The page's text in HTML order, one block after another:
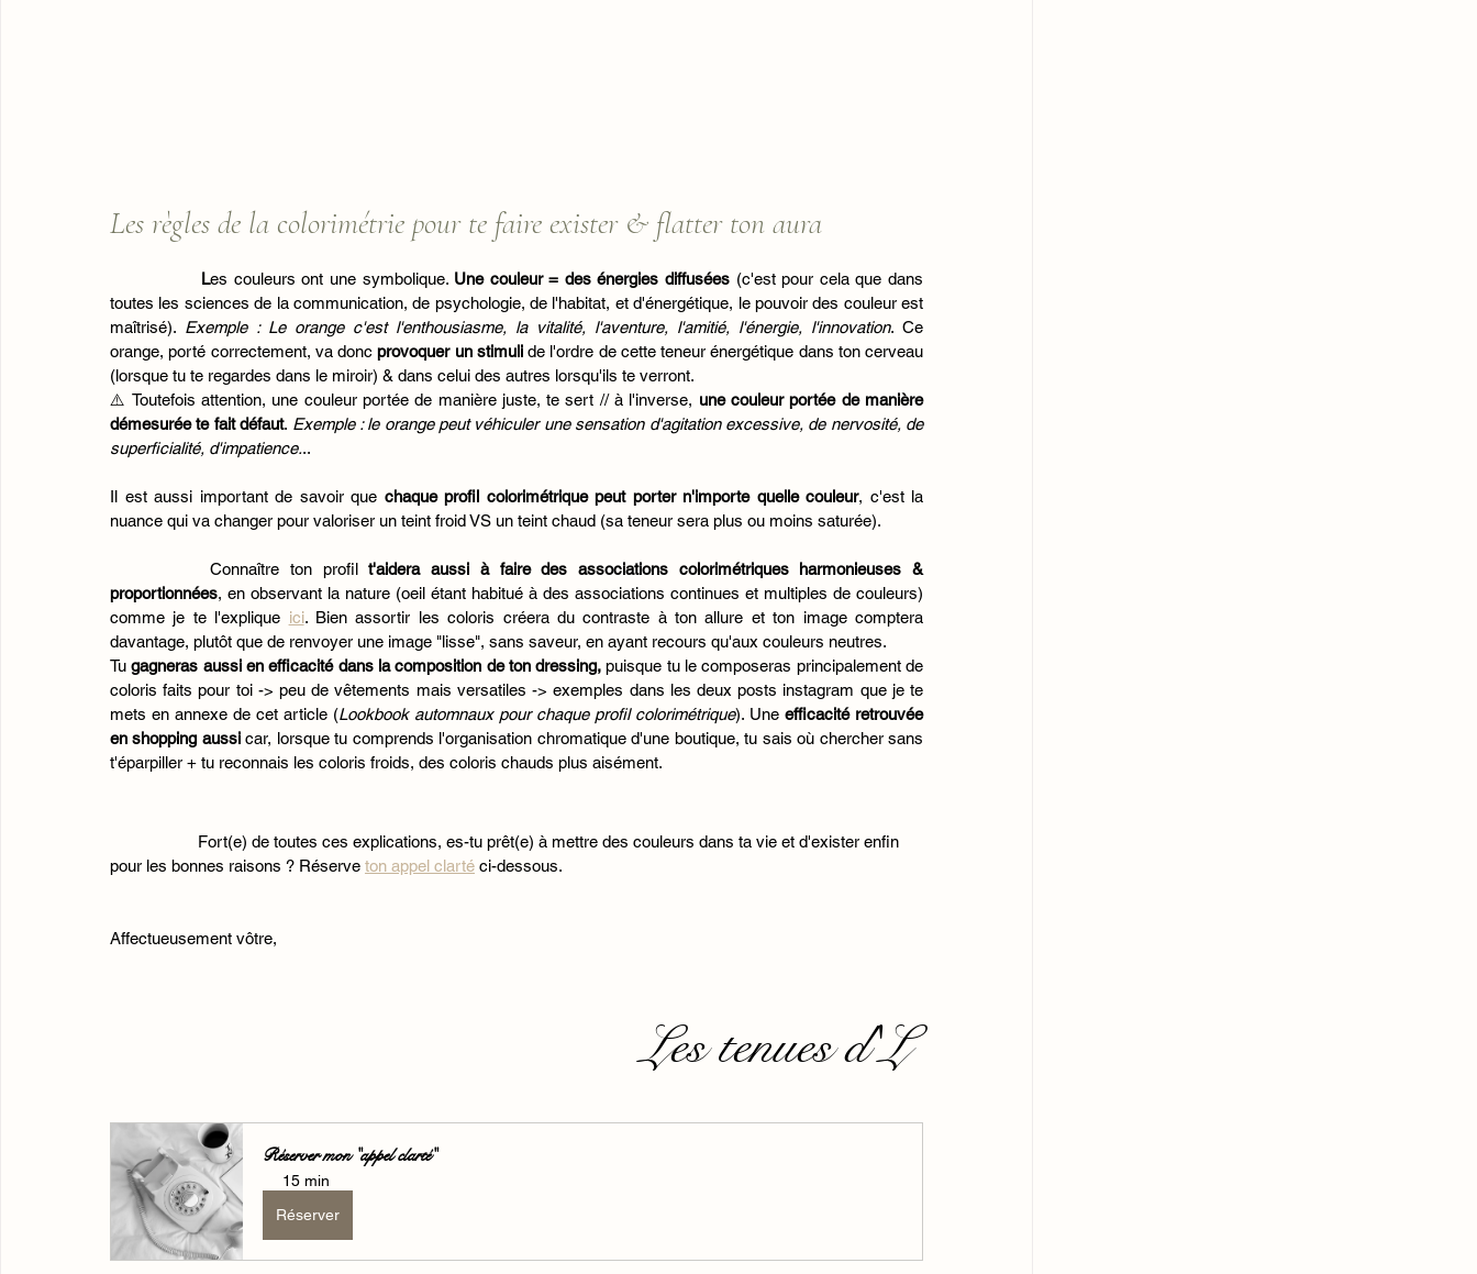
Les règles de la colorimétrie pour te faire exister & flatter ton aura
	L
es couleurs ont une symbolique. Une couleur = des énergies diffusées (c'est pour cela que dans
toutes les sciences de la communication, de psychologie, de l'habitat, et d'énergétique, le pouvoir des couleur est
maîtrisé). Exemple : Le orange c'est l'enthousiasme, la vitalité, l'aventure, l'amitié, l'énergie, l'innovation. Ce
orange, porté correctement, va donc provoquer un stimuli de l'ordre de cette teneur énergétique dans ton cerveau
(lorsque tu te regardes dans le miroir) & dans celui des autres lorsqu'ils te verront.
⚠️ Toutefois attention, une couleur portée de manière juste, te sert // à l'inverse, une couleur portée de manière
démesurée te fait défaut. Exemple : le orange peut véhiculer une sensation d'agitation excessive, de nervosité, de
superficialité, d'impatience...
Il est aussi important de savoir que chaque profil colorimétrique peut porter n'importe quelle couleur, c'est la
nuance qui va changer pour valoriser un teint froid VS un teint chaud (sa teneur sera plus ou moins saturée).
		Connaître ton profil
t'aidera aussi à faire des associations colorimétriques harmonieuses &
proportionnées, en observant la nature (oeil étant habitué à des associations continues et multiples de couleurs)
comme je te l'explique ici. Bien assortir les coloris créera du contraste à ton allure et ton image comptera
davantage, plutôt que de renvoyer une image "lisse", sans saveur, en ayant recours qu'aux couleurs neutres.
Tu gagneras aussi en efficacité dans la composition de ton dressing, puisque tu le composeras principalement de
coloris faits pour toi -> peu de vêtements mais versatiles -> exemples dans les deux posts instagram que je te
mets en annexe de cet article (Lookbook automnaux pour chaque profil colorimétrique). Une efficacité retrouvée
en shopping aussi car, lorsque tu comprends l'organisation chromatique d'une boutique, tu sais où chercher sans
t'éparpiller + tu reconnais les coloris froids, des coloris chauds plus aisément.
pour les bonnes raisons ? Réserve ton appel clarté ci-dessous.
Affectueusement vôtre,
Les tenues d'L
Réserver mon "appel clarté"
15 min
Réserver